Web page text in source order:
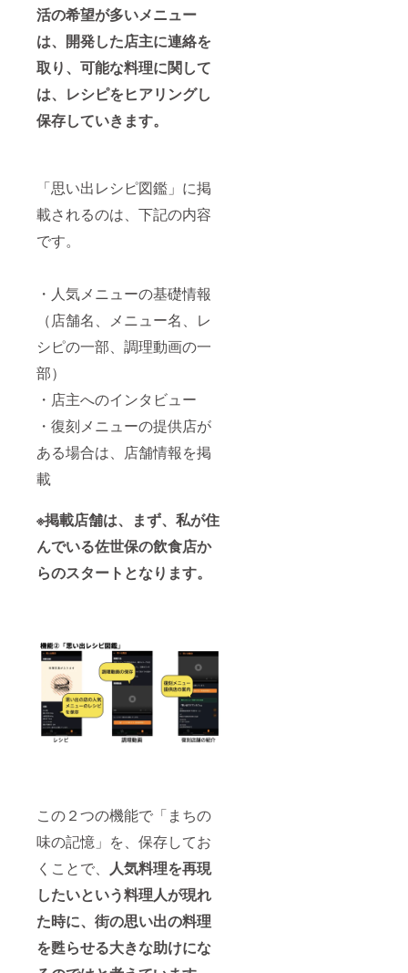
活の希望が多いメニュー
は、開発した店主に連絡を
取り、可能な料理に関して
は、レシピをヒアリングし
保存していきます。
「思い出レシピ図鑑」に掲
載されるのは、下記の内容
です。
・人気メニューの基礎情報
（店舗名、メニュー名、レ
シピの一部、調理動画の一
部）
・店主へのインタビュー
・復刻メニューの提供店が
ある場合は、店舗情報を掲
載
※掲載店舗は、まず、私が住
んでいる佐世保の飲食店か
らのスタートとなります。
この２つの機能で「まちの
味の記憶」を、保存してお
くことで、 人気料理を再現
したいという料理人が現れ
た時に、街の思い出の料理
を甦らせる大きな助けにな